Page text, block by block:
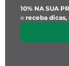
10% NA SUA
e receba